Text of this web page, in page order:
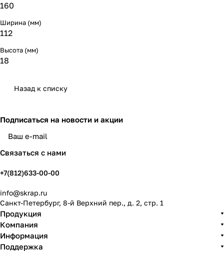
160
Ширина (мм)
112
Высота (мм)
18
Назад к списку
Подписаться на новости и акции
Связаться с нами
+7(812)633-00-00
info@skrap.ru
Санкт-Петербург, 8-й Верхний пер., д. 2, стр. 1
Продукция
Компания
Информация
Поддержка